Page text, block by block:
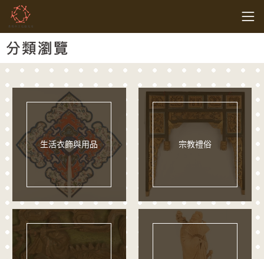
跳到主要內容
基隆市文化觀光局
網頁導覽
分類瀏覽
生活衣飾與用品 宗教禮俗